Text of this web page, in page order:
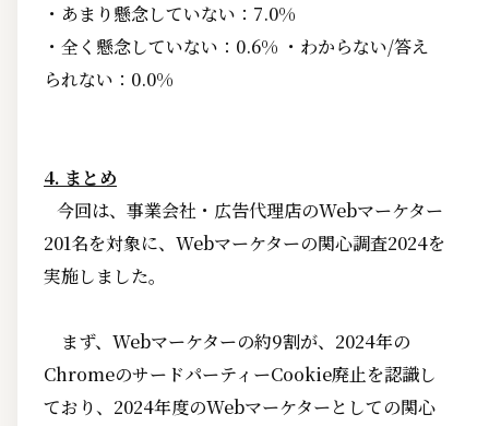
・あまり懸念していない：7.0%
・全く懸念していない：0.6% ・わからない/答え
られない：0.0%
4. まとめ
今回は、事業会社・広告代理店のWebマーケター
201名を対象に、Webマーケターの関心調査2024を
実施しました。
まず、Webマーケターの約9割が、2024年の
ChromeのサードパーティーCookie廃止を認識し
ており、2024年度のWebマーケターとしての関心